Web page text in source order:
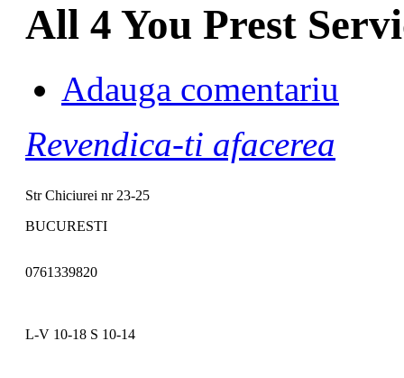
All 4 You Prest
Adauga comentariu
Revendica-ti afacerea
Str Chiciurei nr 23-25
BUCURESTI
0761339820
L-V 10-18 S 10-14